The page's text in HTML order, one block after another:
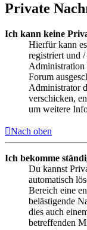
Private
Ich kann keine
Hierfür kann
registriert und
Administration
Forum
Administrator
verschicken,
um weitere
Nach oben
Ich bekomme
Du kannst
automatisch
Bereich eine
belästigende
dies auch
betreffenden